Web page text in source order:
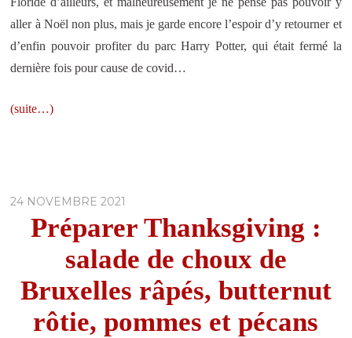
aller à Noël non plus, mais je garde encore l’espoir d’y retourner et
d’enfin pouvoir profiter du parc Harry Potter, qui était fermé la
dernière fois pour cause de covid…
(suite…)
24 NOVEMBRE 2021
Préparer Thanksgiving :
salade de choux de
Bruxelles râpés, butternut
rôtie, pommes et pécans